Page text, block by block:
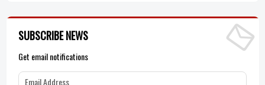
SUBSCRIBE NEWS
Get email notifications